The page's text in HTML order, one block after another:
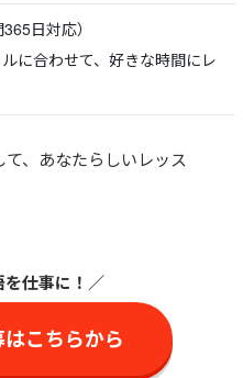
日対応）
に合わせて、好きな時間にレ
、あなたらしいレッス
仕事に ！／
はこちらから